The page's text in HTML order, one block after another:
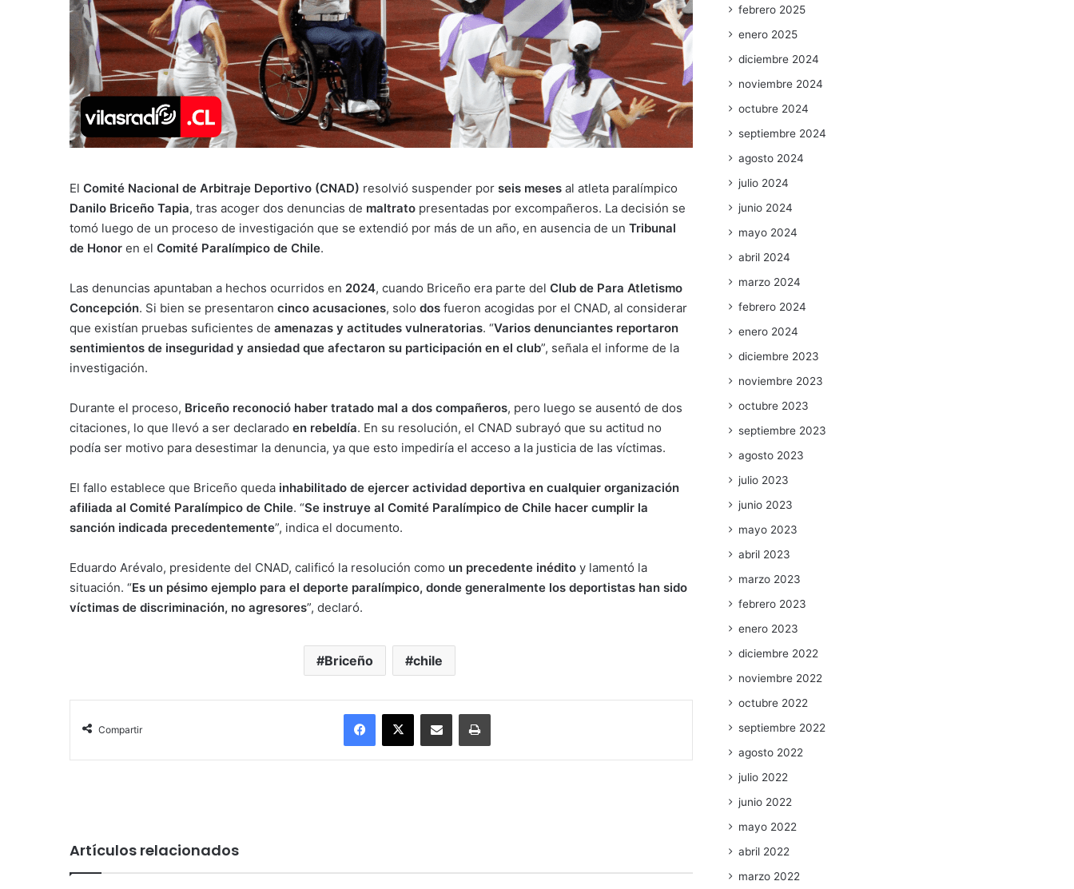
El Comité Nacional de Arbitraje Deportivo (CNAD) resolvió suspender por seis meses al atleta paralímpico
Danilo Briceño Tapia, tras acoger dos denuncias de maltrato presentadas por excompañeros. La decisión se
tomó luego de un proceso de investigación que se extendió por más de un año, en ausencia de un Tribunal
de Honor en el Comité Paralímpico de Chile.
Las denuncias apuntaban a hechos ocurridos en 2024, cuando Briceño era parte del Club de Para Atletismo
Concepción. Si bien se presentaron cinco acusaciones, solo dos fueron acogidas por el CNAD, al considerar
que existían pruebas suficientes de amenazas y actitudes vulneratorias. “Varios denunciantes reportaron
sentimientos de inseguridad y ansiedad que afectaron su participación en el club”, señala el informe de la
investigación.
Durante el proceso, Briceño reconoció haber tratado mal a dos compañeros, pero luego se ausentó de dos
citaciones, lo que llevó a ser declarado en rebeldía. En su resolución, el CNAD subrayó que su actitud no
podía ser motivo para desestimar la denuncia, ya que esto impediría el acceso a la justicia de las víctimas.
El fallo establece que Briceño queda inhabilitado de ejercer actividad deportiva en cualquier organización
afiliada al Comité Paralímpico de Chile. “Se instruye al Comité Paralímpico de Chile hacer cumplir la
sanción indicada precedentemente”, indica el documento.
Eduardo Arévalo, presidente del CNAD, calificó la resolución como un precedente inédito y lamentó la
situación. “Es un pésimo ejemplo para el deporte paralímpico, donde generalmente los deportistas han sido
víctimas de discriminación, no agresores”, declaró.
Briceño chile
Compartir
Facebook
X Enviar vía email Imprimir
Artículos relacionados
febrero 2025
enero 2025
diciembre 2024
noviembre 2024
octubre 2024
septiembre 2024
agosto 2024
julio 2024
junio 2024
mayo 2024
abril 2024
marzo 2024
febrero 2024
enero 2024
diciembre 2023
noviembre 2023
octubre 2023
septiembre 2023
agosto 2023
julio 2023
junio 2023
mayo 2023
abril 2023
marzo 2023
febrero 2023
enero 2023
diciembre 2022
noviembre 2022
octubre 2022
septiembre 2022
agosto 2022
julio 2022
junio 2022
mayo 2022
abril 2022
marzo 2022